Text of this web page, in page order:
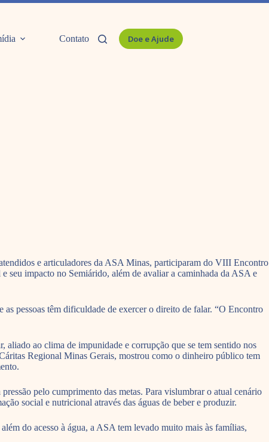
Contato Doe e Ajude
e articuladores da ASA Minas, participaram do VIII Encontro
seu impacto no Semiárido, além de avaliar a caminhada da ASA e
pessoas têm dificuldade de exercer o direito de falar. “O Encontro
aliado ao clima de impunidade e corrupção que se tem sentido nos
Regional Minas Gerais, mostrou como o dinheiro público tem
pelo cumprimento das metas. Para vislumbrar o atual cenário
social e nutricional através das águas de beber e produzir.
do acesso à água, a ASA tem levado muito mais às famílias,